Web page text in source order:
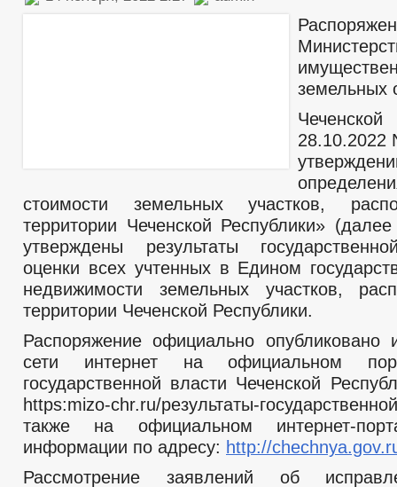
земельных
Чеченской
28.10.2022
стоимости земельных участков,
территории Чеченской Республики»
утверждены результаты
оценки всех учтенных в Едином
недвижимости земельных участков,
территории Чеченской Республики.
Распоряжение официально
сети интернет на официальном
государственной власти Чеченской
https:mizo-chr.ru/результаты-
также на официальном интернет-
информации по адресу: http://
Рассмотрение заявлений об